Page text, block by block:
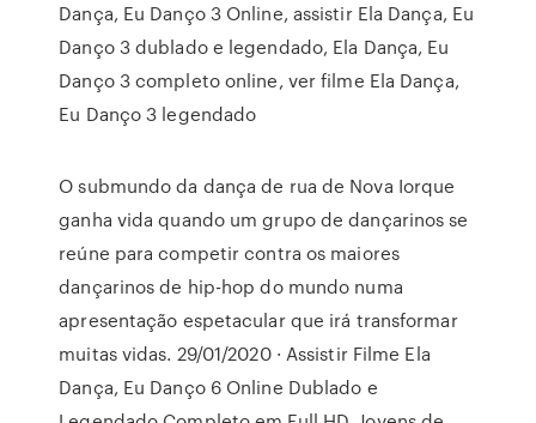
Dança, Eu Danço 3 Online, assistir Ela Dança, Eu
Danço 3 dublado e legendado, Ela Dança, Eu
Danço 3 completo online, ver filme Ela Dança,
Eu Danço 3 legendado
O submundo da dança de rua de Nova Iorque
ganha vida quando um grupo de dançarinos se
reúne para competir contra os maiores
dançarinos de hip-hop do mundo numa
apresentação espetacular que irá transformar
muitas vidas. 29/01/2020 · Assistir Filme Ela
Dança, Eu Danço 6 Online Dublado e